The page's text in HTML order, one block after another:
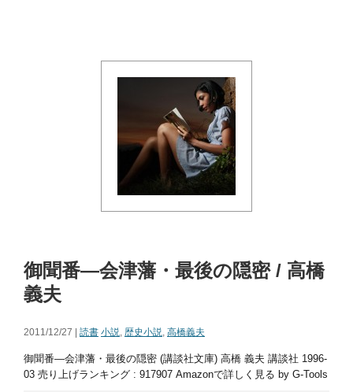
御聞番―会津藩・最後の隠密 / 高橋
義夫
2011/12/27 | 読書 小説, 歴史小説, 高橋義夫
御聞番―会津藩・最後の隠密 (講談社文庫) 高橋 義夫 講談社 1996-
03 売り上げランキング : 917907 Amazonで詳しく見る by G-Tools